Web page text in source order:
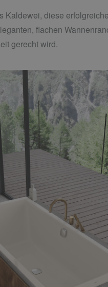
diese
flachen
gerecht wird.